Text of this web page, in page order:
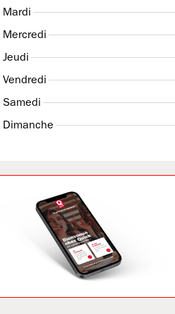
Mardi
Mercredi
Jeudi
Vendredi
Samedi
Dimanche